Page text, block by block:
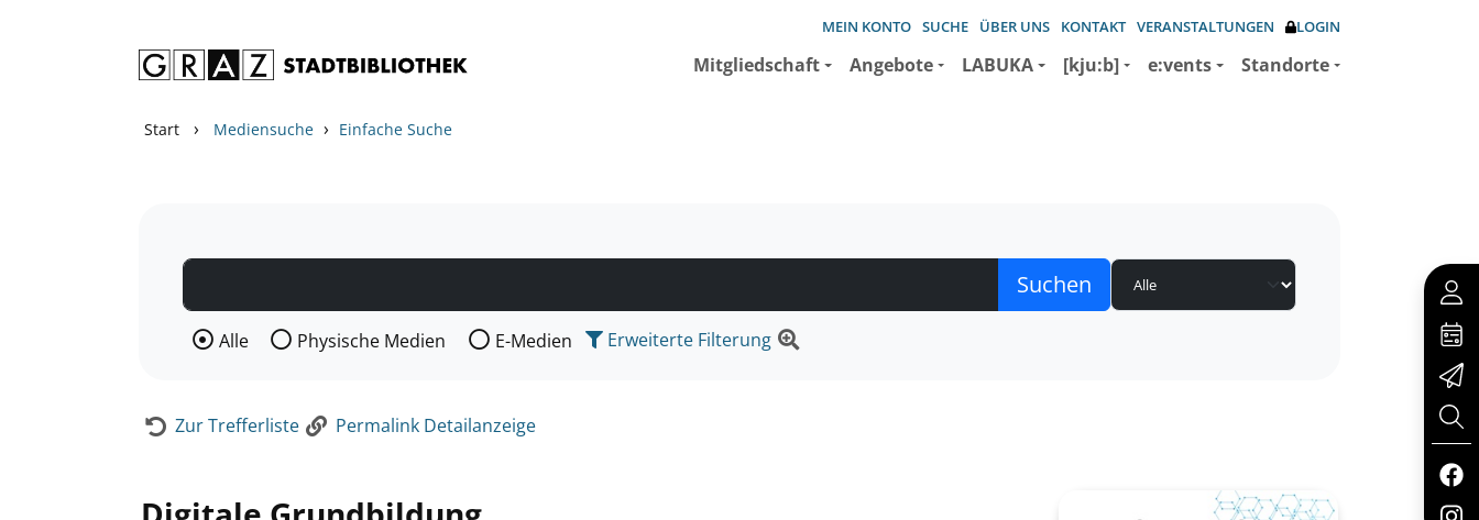
MEIN KONTO SUCHE ÜBER UNS KONTAKT VERANSTALTUNGEN LOGIN
Mitgliedschaft Angebote LABUKA [kju:b] e:vents Standorte
Start › Mediensuche › Einfache Suche
Wählen Sie die Medienart nach der Sie suchen wollen.
Alle Physische Medien E-Medien Erweiterte Filterung
Zur Trefferliste Permalink Detailanzeige